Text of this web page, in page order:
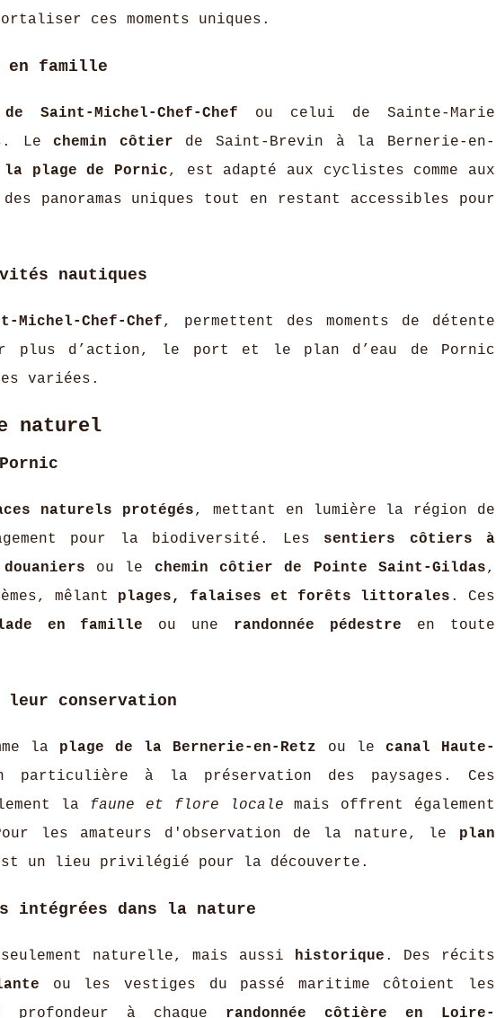
ces moments uniques.
en famille
Saint-Michel-Chef-Chef ou celui de Sainte-Marie
Lechemin côtier de Saint-Brevin à la Bernerie-en-
la plage de Pornic, est adapté aux cyclistes comme aux
panoramas uniques tout en restant accessibles pour
nautiques
Michel-Chef-Chef, permettent des moments de détente
plus d’action, le port et le plan d’eau de Pornic
variées.
naturel
naturels protégés, mettant en lumière la région de
pour la biodiversité. Les sentiers côtiers à
ou le chemin côtier de Pointe Saint-Gildas,
mêlant plages, falaises et forêts littorales . Ces
en famille ou une randonnée pédestre en toute
conservation
la plage de la Bernerie-en-Retz ou le canal Haute-
à la préservation des paysages. Ces
la faune et flore locale mais offrent également
les amateurs d'observation de la nature, le plan
un lieu privilégié pour la découverte.
intégrées dans la nature
naturelle, mais aussi historique . Des récits
ou les vestiges du passé maritime côtoient les
à chaque randonnée côtière en Loire-